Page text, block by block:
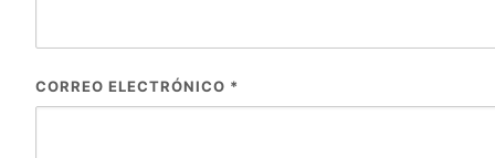
CORREO ELECTRÓNICO *